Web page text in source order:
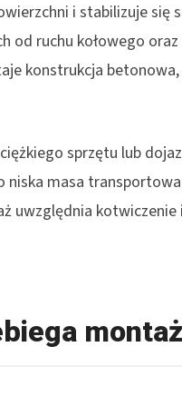
i stabilizuje się
od ruchu kołowego
konstrukcja
sprzętu lub
niska masa
uwzględnia kotwiczenie